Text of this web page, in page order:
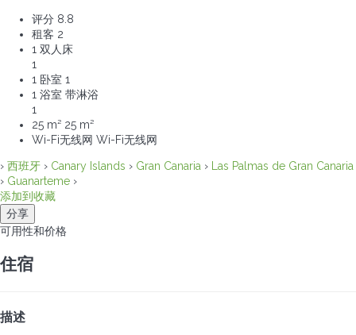
评分 8.8
租客 2
1 双人床
1
1 卧室 1
1 浴室 带淋浴
1
25 m² 25 m²
Wi-Fi无线网 Wi-Fi无线网
› 西班牙 › Canary Islands › Gran Canaria › Las Palmas de Gran Canaria
› Guanarteme ›
添加到收藏
分享
可用性和价格
住宿
描述